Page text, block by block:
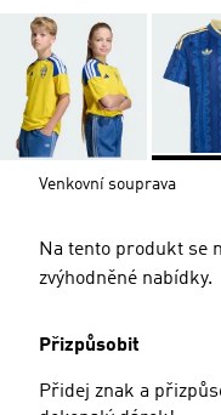
Venkovní souprava
Na tento produkt se
zvýhodněné nabídky.
Přizpůsobit
Přidej znak a